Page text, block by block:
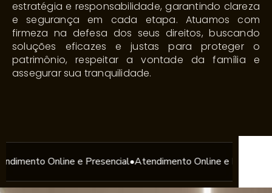
estratégia e responsabilidade, garantindo clareza
e segurança em cada etapa. Atuamos com
firmeza na defesa dos seus direitos, buscando
soluções eficazes e justas para proteger o
patrimônio, respeitar a vontade da família e
assegurar sua tranquilidade.
e Presencial •Atendimento Online e Presencial •